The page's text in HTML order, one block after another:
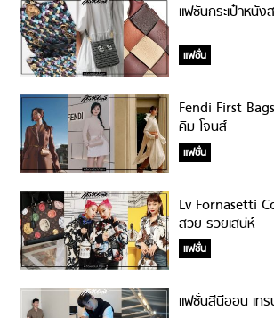
แฟชั่นกระเป๋าหนั
แฟชั่น
Fendi First
คิม โจนส์
แฟชั่น
Lv Fornasetti
สวย รวยเสน่ห์
แฟชั่น
แฟชั่นสีนีออน เท